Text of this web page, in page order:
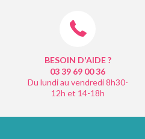
BESOIN D'AIDE ?
03 39 69 0036
Du lundi au vendredi 8h30-
12h et 14-18h